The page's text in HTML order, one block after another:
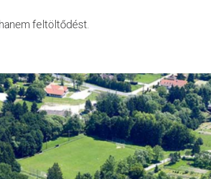
feltöltődést.